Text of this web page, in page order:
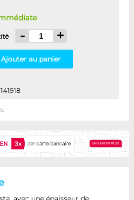
- +
Ajouter au panier